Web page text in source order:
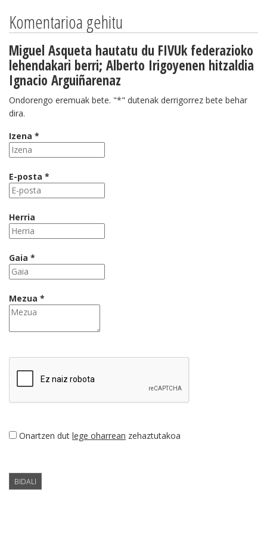
Komentarioa gehitu
Miguel Asqueta hautatu du FIVUk federazioko
lehendakari berri; Alberto Irigoyenen hitzaldia
Ignacio Arguiñarenaz
Ondorengo eremuak bete. "*" dutenak derrigorrez bete behar
dira.
Izena *
E-posta *
Herria
Gaia *
Mezua *
Onartzen dut lege oharrean zehaztutakoa
BIDALI